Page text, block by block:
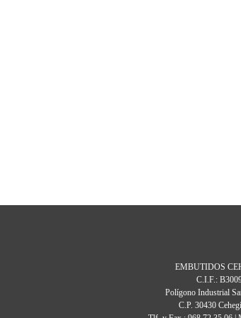
EMBUTIDOS
C.I.F.:
Polígono Industrial
C.P. 30430